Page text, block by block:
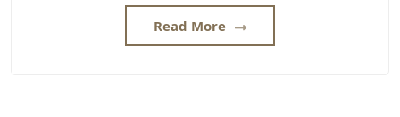
Read More